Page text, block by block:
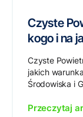
Czyste
kogo i na
Czyste
jakich
Środowiska i
Przeczytaj